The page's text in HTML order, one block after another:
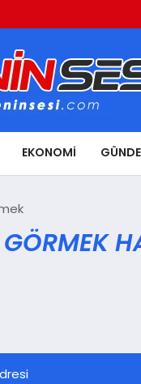
EKONOMI